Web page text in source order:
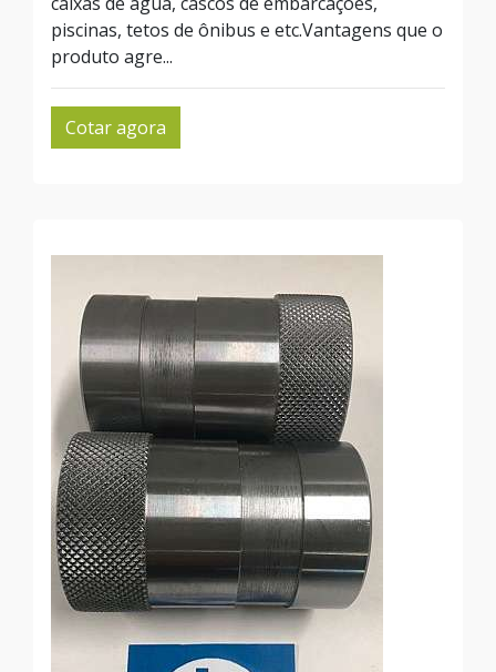
piscinas, tetos de ônibus e etc.Vantagens que o
produto agre...
Cotar agora